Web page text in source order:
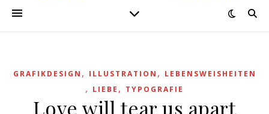
GRAFIKDESIGN , ILLUSTRATION , LEBENSWEISHEITEN
, LIEBE , TYPOGRAFIE
Love will tear us apart